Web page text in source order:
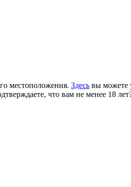
местоположения. Здесь вы можете
что вам не менее 18